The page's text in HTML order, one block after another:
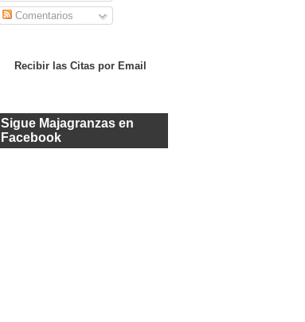
Comentarios
Recibir las Citas por Email
Sigue Majagranzas en
Facebook